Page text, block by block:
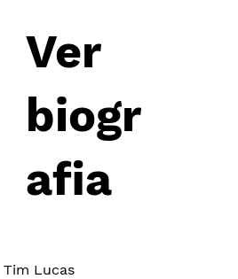
Ver
biogr
afia
Tim Lucas